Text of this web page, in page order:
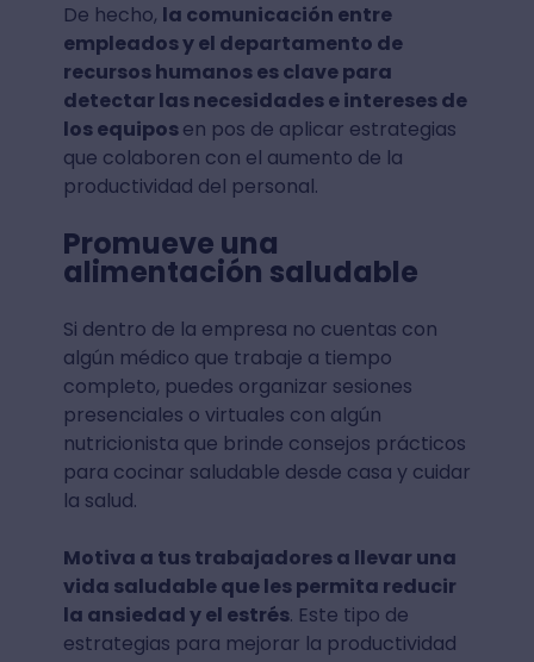
De hecho, la comunicación entre
empleados y el departamento de
recursos humanos es clave para
detectar las necesidades e intereses de
los equiposen pos de aplicar estrategias
que colaboren con el aumento de la
productividad del personal.
Promueve una
alimentación saludable
Si dentro de la empresa no cuentas con
algún médico que trabaje a tiempo
completo, puedes organizar sesiones
presenciales o virtuales con algún
nutricionista que brinde consejos prácticos
para cocinar saludable desde casa y cuidar
la salud.
Motiva a tus trabajadores a llevar una
vida saludable que les permita reducir
la ansiedad y el estrés. Este tipo de
estrategias para mejorar la productividad